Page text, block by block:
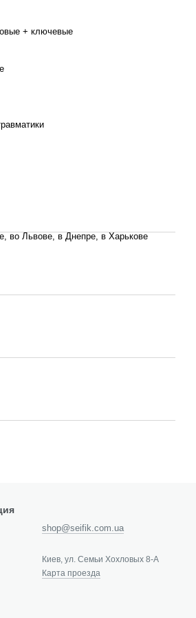
+ ключевые
во Львове, в Днепре, в Харькове
shop@seifik.com.ua
Киев, ул. Семьи Хохловых 8-А
Карта проезда